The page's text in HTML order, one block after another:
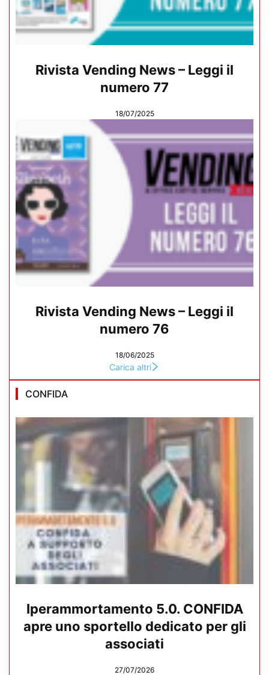
Rivista Vending News – Leggi il
numero 77
18/07/2025
Rivista Vending News – Leggi il
numero 76
18/06/2025
Carica altri
CONFIDA
Iperammortamento 5.0. CONFIDA
apre uno sportello dedicato per gli
associati
27/07/2026